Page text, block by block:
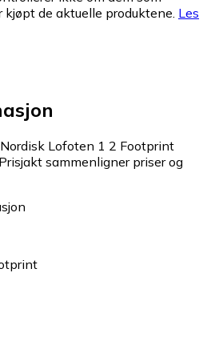
de aktuelle produktene. Les
Lofoten 1 2 Footprint
Prisjakt sammenligner priser og